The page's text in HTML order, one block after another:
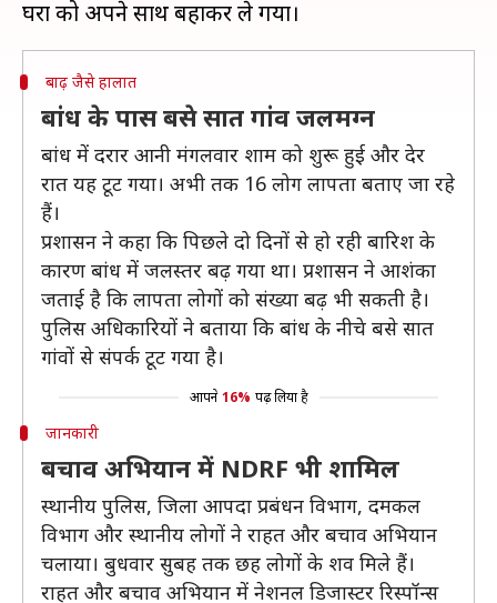
बाढ़ जैसे हालात
बांध के पास बसे सात गांव जलमग्न
बांध में दरार आनी मंगलवार शाम को शुरू हुई और देर
रात यह टूट गया। अभी तक 16 लोग लापता बताए जा रहे
हैं।
प्रशासन ने कहा कि पिछले दो दिनों से हो रही बारिश के
कारण बांध में जलस्तर बढ़ गया था। प्रशासन ने आशंका
जताई है कि लापता लोगों को संख्या बढ़ भी सकती है।
पुलिस अधिकारियों ने बताया कि बांध के नीचे बसे सात
गांवों से संपर्क टूट गया है।
आपने 16% पढ़ लिया है
जानकारी
बचाव अभियान में NDRF भी शामिल
स्थानीय पुलिस, जिला आपदा प्रबंधन विभाग, दमकल
विभाग और स्थानीय लोगों ने राहत और बचाव अभियान
चलाया। बुधवार सुबह तक छह लोगों के शव मिले हैं।
राहत और बचाव अभियान में नेशनल डिजास्टर रिस्पॉन्स